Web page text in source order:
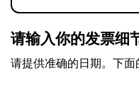
请输入你的发票细
请提供准确的日期。下面